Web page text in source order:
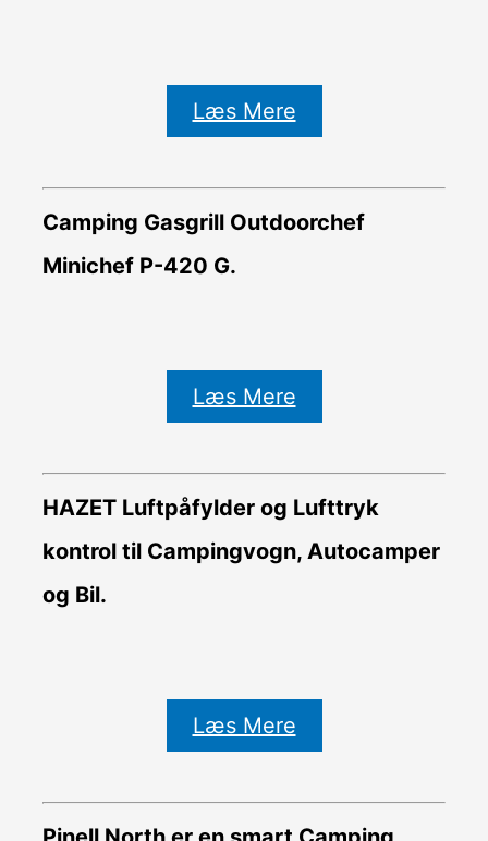
Læs Mere
Camping Gasgrill Outdoorchef
Minichef P-420 G.
Læs Mere
HAZET Luftpåfylder og Lufttryk
kontrol til Campingvogn, Autocamper
og Bil.
Læs Mere